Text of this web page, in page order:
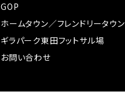
GOP
ホームタウン／フレンドリータウン
ギラパーク東田フットサル場
お問い合わせ